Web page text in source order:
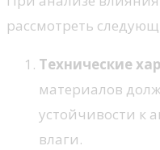
рассмотреть
Технические
материалов
устойчивости к
влаги.